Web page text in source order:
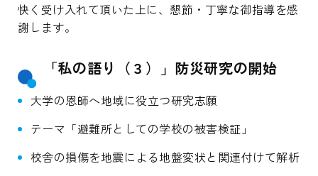
快く受け入れて頂いた上に、懇節・丁寧な御指導を感
謝します。
「私の語り（３）」防災研究の開始
大学の恩師へ地域に役立つ研究志願
テーマ「避難所としての学校の被害検証」
校舎の損傷を地震による地盤変状と関連付けて解析